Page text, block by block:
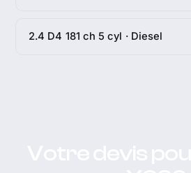
2.4 D4 181 ch 5 cyl · Diesel